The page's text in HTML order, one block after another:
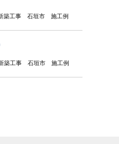
築工事 石垣市 施工例
築工事 石垣市 施工例